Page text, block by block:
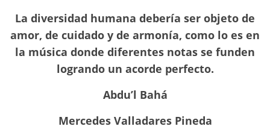
La diversidad humana debería ser objeto de
amor, de cuidado y de armonía, como lo es en
la música donde diferentes notas se funden
logrando un acorde perfecto.
Abdu’l Bahá
Mercedes Valladares Pineda